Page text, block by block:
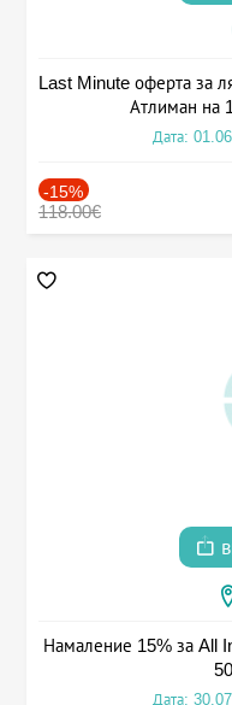
Last Minute оферта за
Атлиман на
Дата:
-15%
118.00€
Намаление 15% за All
Дата: